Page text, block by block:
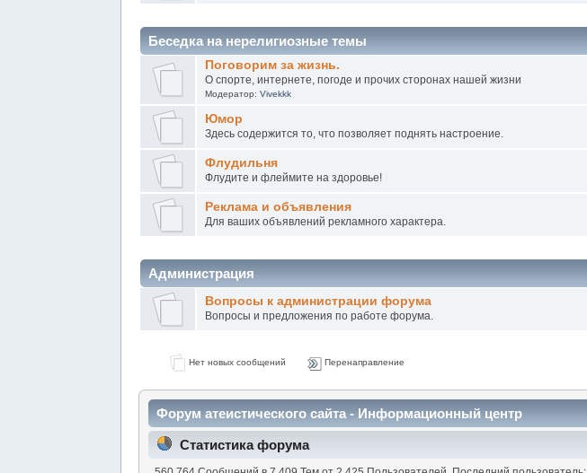
Беседка на нерелигиозные темы
Поговорим за жизнь.
О спорте, интернете, погоде и прочих сторонах нашей жизни
Модератор:Vivekkk
Юмор
Здесь содержится то, что позволяет поднять настроение.
Флудильня
Флудите и флeймите на здоровье!
Peклaмa и oбъявления
Для ваших объявлений рекламного характера.
Администрация
Вопросы к администрации форума
Вопросы и предложения по работе форума.
Нет новых сообщений Перенаправление
Форум атеистического сайта - Информационный центр
Статистика форума